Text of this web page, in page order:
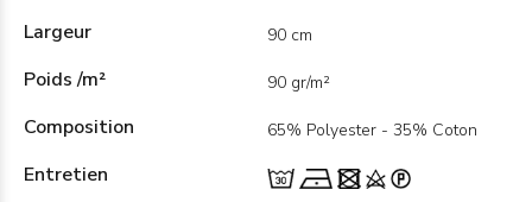
Largeur 90 cm
Poids /m² 90 gr/m²
Composition 65% Polyester - 35% Coton
Entretien